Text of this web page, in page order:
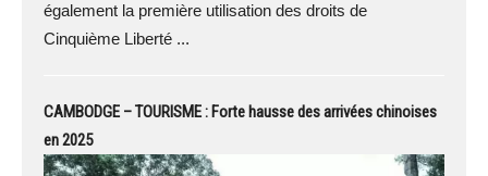
également la première utilisation des droits de
Cinquième Liberté ...
CAMBODGE – TOURISME : Forte hausse des arrivées chinoises
en 2025